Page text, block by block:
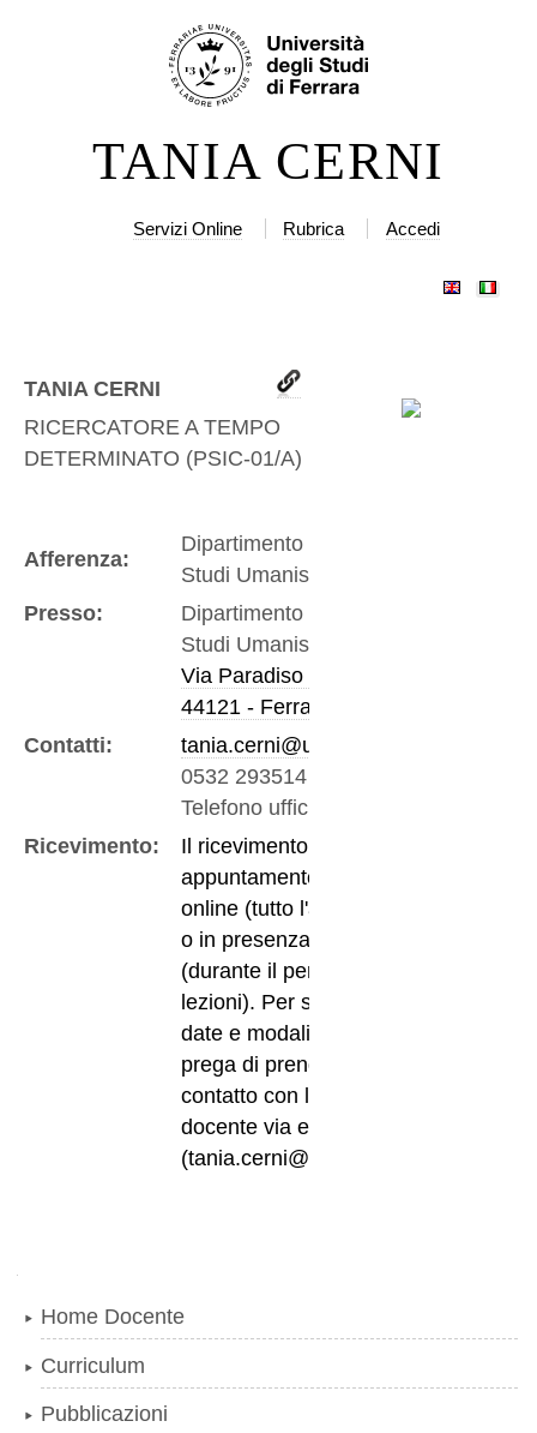
TANIA CERNI
Servizi Online Rubrica Accedi
TANIA CERNI
RICERCATORE A TEMPO
DETERMINATO (PSIC-01/A)
Afferenza:
Dipartimento di
Studi Umanistici
Presso:
Dipartimento di
Studi Umanistici
Via Paradiso 12
44121 - Ferrara
Contatti:
tania.cerni@unife.it
0532 293514
Telefono ufficio
Ricevimento:
Il ricevimento è
appuntamento,
online (tutto l'anno)
o in presenza
(durante il periodo di
lezioni). Per stabilire
date e modalità si
prega di prendere
contatto con la
docente via email
(tania.cerni@unife.it)
Home Docente
Curriculum
Pubblicazioni